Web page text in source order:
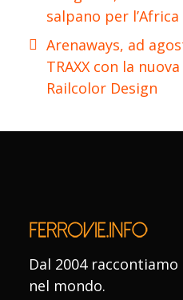
salpano per
Arenaways, ad
TRAXX con la
Railcolor Design
Dal 2004
nel mondo.